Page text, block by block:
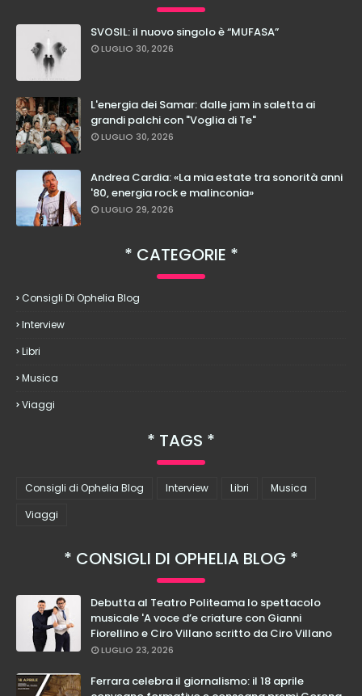
SVOSIL: il nuovo singolo è “MUFASA”
LUGLIO 30, 2026
L'energia dei Samar: dalle jam in saletta ai
grandi palchi con "Voglia di Te"
LUGLIO 30, 2026
Andrea Cardia: «La mia estate tra sonorità anni
'80, energia rock e malinconia»
LUGLIO 29, 2026
CATEGORIE
Consigli Di Ophelia Blog
Interview
Libri
Musica
Viaggi
TAGS
Consigli di Ophelia Blog Interview Libri
Musica
Viaggi
CONSIGLI DI OPHELIA BLOG
Debutta al Teatro Politeama lo spettacolo
musicale 'A voce d’e criature con Gianni
Fiorellino e Ciro Villano scritto da Ciro Villano
LUGLIO 23, 2026
Ferrara celebra il giornalismo: il 18 aprile